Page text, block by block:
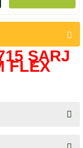
ŞARJ
FLEX